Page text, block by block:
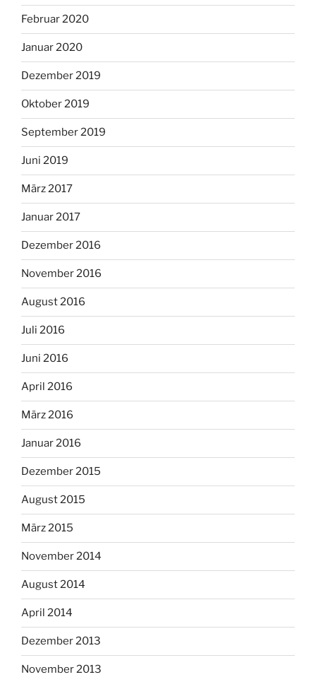
Februar 2020
Januar 2020
Dezember 2019
Oktober 2019
September 2019
Juni 2019
März 2017
Januar 2017
Dezember 2016
November 2016
August 2016
Juli 2016
Juni 2016
April 2016
März 2016
Januar 2016
Dezember 2015
August 2015
März 2015
November 2014
August 2014
April 2014
Dezember 2013
November 2013